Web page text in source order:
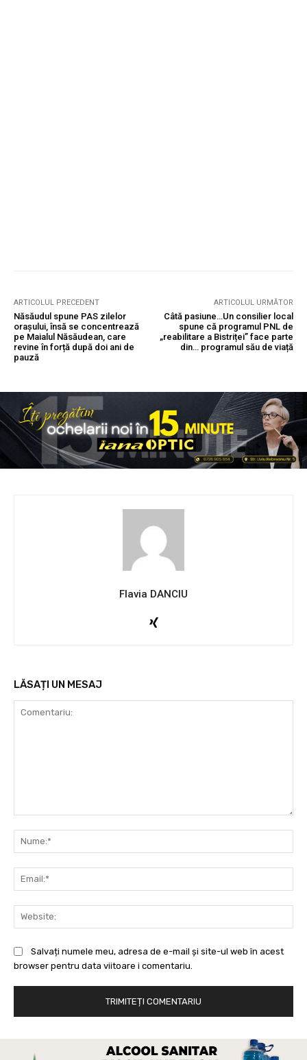
ARTICOLUL PRECEDENT
Năsăudul spune PAS zilelor
orașului, însă se concentrează
pe Maialul Năsăudean, care
revine în forță după doi ani de
pauză
ARTICOLUL URMĂTOR
Câtă pasiune…Un consilier local
spune că programul PNL de
„reabilitare a Bistriței” face parte
din… programul său de viață
Flavia DANCIU
LĂSAȚI UN MESAJ
Salvați numele meu, adresa de e-mail și site-ul web în acest
browser pentru data viitoare i comentariu.